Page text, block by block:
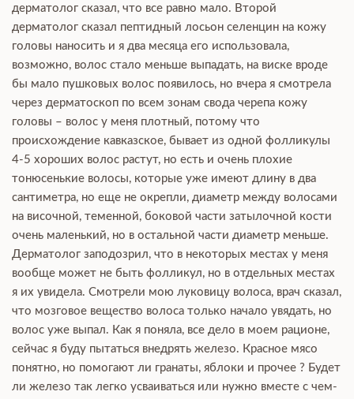
дерматолог сказал, что все равно мало. Второй
дерматолог сказал пептидный лосьон селенцин на кожу
головы наносить и я два месяца его использовала,
возможно, волос стало меньше выпадать, на виске вроде
бы мало пушковых волос появилось, но вчера я смотрела
через дерматоскоп по всем зонам свода черепа кожу
головы – волос у меня плотный, потому что
происхождение кавказское, бывает из одной фолликулы
4-5 хороших волос растут, но есть и очень плохие
тонюсенькие волосы, которые уже имеют длину в два
сантиметра, но еще не окрепли, диаметр между волосами
на височной, теменной, боковой части затылочной кости
очень маленький, но в остальной части диаметр меньше.
Дерматолог заподозрил, что в некоторых местах у меня
вообще может не быть фолликул, но в отдельных местах
я их увидела. Смотрели мою луковицу волоса, врач сказал,
что мозговое вещество волоса только начало увядать, но
волос уже выпал. Как я поняла, все дело в моем рационе,
сейчас я буду пытаться внедрять железо. Красное мясо
понятно, но помогают ли гранаты, яблоки и прочее ? Будет
ли железо так легко усваиваться или нужно вместе с чем-